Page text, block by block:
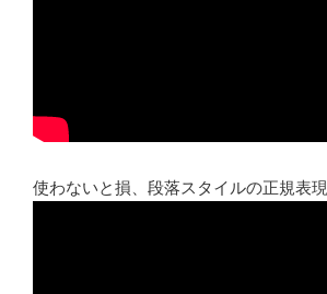
使わないと損、段落スタイルの正規表現